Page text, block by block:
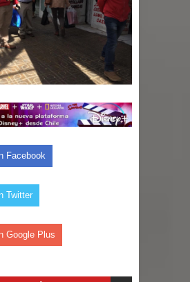
Código Azul en Talca ante
temperaturas
Maule figura tercero a nivel
con $133 millones
internos intentaron escapar por
Facebook
Twitter
Google Plus